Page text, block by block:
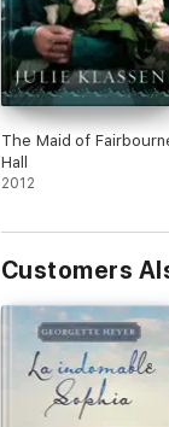
The Maid of
Hall
2012
Customers